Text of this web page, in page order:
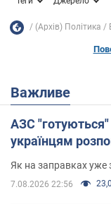
(Архів) Політика
Важливе
АЗС "готуються"
українцям
Як на заправках уже
7.08.2026 22:56